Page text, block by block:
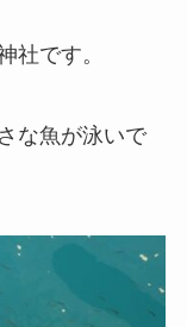
社です。
な魚が泳いで